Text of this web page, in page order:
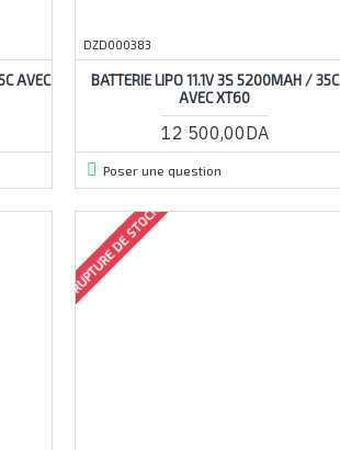
AVEC
DZD000383
BATTERIE LIPO 11.1V 3S 5200MAH / 35C
AVEC XT60
12 500,00DA
Poser une question
RUPTURE DE STOCK